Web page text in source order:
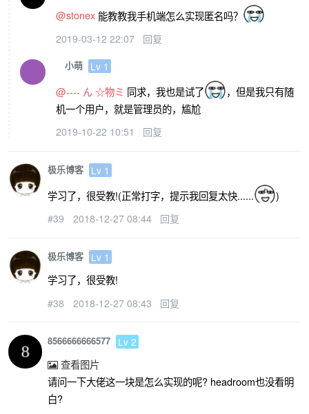
@stonex 能教教我手机端怎么实现匿名吗？
2019-03-12 22:07 回复
小萌 Lv 1
@---- ん ☆物ミ 同求，我也是试了
，但是我只有随
机一个用户，就是管理员的，尴尬
2019-10-22 10:51 回复
极乐博客 Lv 1
学习了，很受教!(正常打字，提示我回复太快...... )
#39 2018-12-27 08:44 回复
极乐博客 Lv 1
学习了，很受教!
#38 2018-12-27 08:43 回复
8566666666577 Lv 2
查看图片
请问一下大佬这一块是怎么实现的呢? headroom也没看明
白?